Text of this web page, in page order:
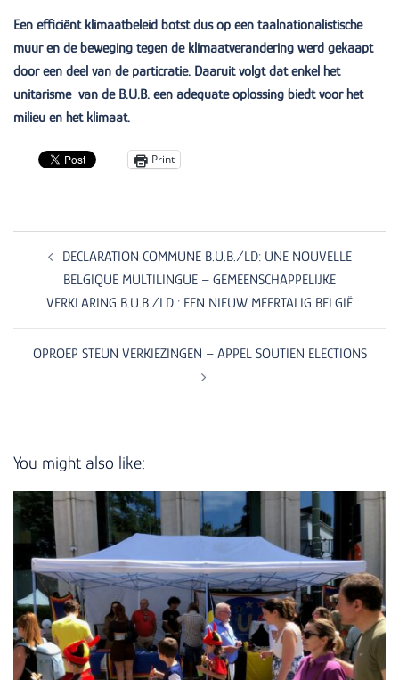
Een efficiënt klimaatbeleid botst dus op een taalnationalistische
muur en de beweging tegen de klimaatverandering werd gekaapt
door een deel van de particratie. Daaruit volgt dat enkel het
unitarisme van de B.U.B. een adequate oplossing biedt voor het
milieu en het klimaat.
Print
Post
navigationDECLARATION COMMUNE B.U.B./LD: UNE NOUVELLE
BELGIQUE MULTILINGUE – GEMEENSCHAPPELIJKE
VERKLARING B.U.B./LD : EEN NIEUW MEERTALIG BELGIË
OPROEP STEUN VERKIEZINGEN – APPEL SOUTIEN ELECTIONS
You might also like: